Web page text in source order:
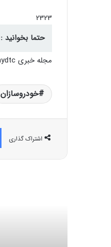
2323
حتما بخوانید :
مجله خبری mydtc
خودروسازان
اشتراک گذاری